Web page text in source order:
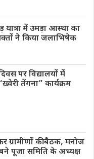
में उमड़ा आस्था का
ने किया जलाभिषेक
पर विद्यालयों में
तेंगना” कार्यक्रम
ग्रामीणों की बैठक, मनोज
पूजा समिति के अध्यक्ष